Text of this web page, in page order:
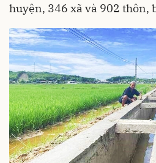
huyện, 346 xã và 902 thôn,